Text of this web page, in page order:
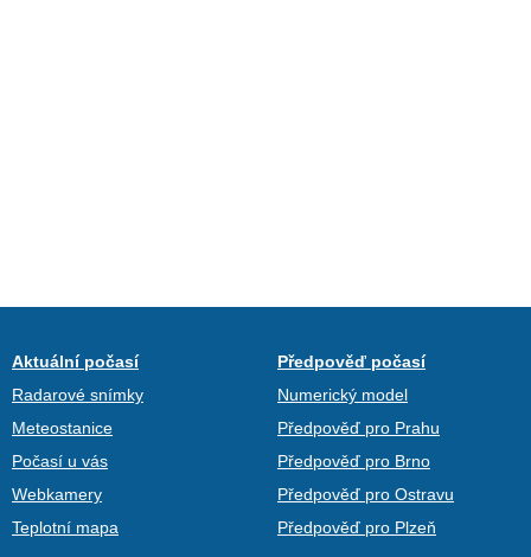
Aktuální počasí
Radarové snímky
Meteostanice
Počasí u vás
Webkamery
Teplotní mapa
Předpověď počasí
Numerický model
Předpověď pro Prahu
Předpověď pro Brno
Předpověď pro Ostravu
Předpověď pro Plzeň